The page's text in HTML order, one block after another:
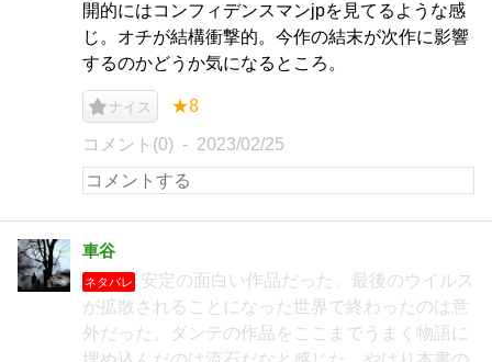
開的にはコンフィデンスマンjpを見てるような感
じ。オチが結構衝撃的。今作の結末が次作に影響
するのかどうか気になるところ。
ナイス ★8
コメント(0) 2023/02/25
車谷
ネタバレ
安定の面白い作品だった。最後のウイルス
が拡散されることになった世界で終わったのは意
外だった。ダンテの作品をここまでうまく物語に